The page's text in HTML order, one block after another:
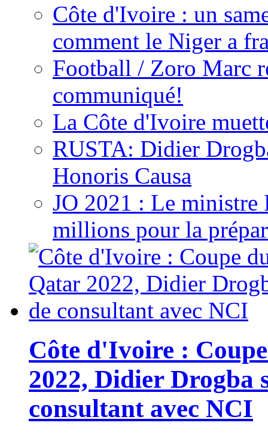
Côte d'Ivoire : un
comment le Niger a
Football / Zoro Marc
communiqué!
La Côte d'Ivoire
RUSTA: Didier
Honoris Causa
JO 2021 : Le ministre
millions pour la
Côte d'Ivoire :
2022, Didier Drogba
consultant avec NCI